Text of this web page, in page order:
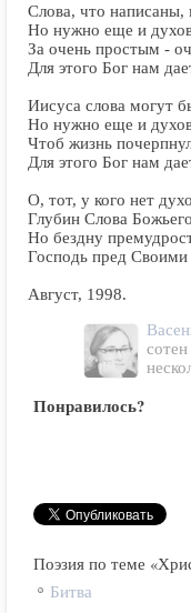
Слова, что
Но нужно еще и
За очень простым -
Для этого Бог нам
Иисуса слова могут
Но нужно еще и
Чтоб жизнь
Для этого Бог нам
О, тот, у кого нет
Глубин Слова
Но бездну
Господь пред Своими
Август, 1998.
Понравилось?
Поэзия по теме
Битва